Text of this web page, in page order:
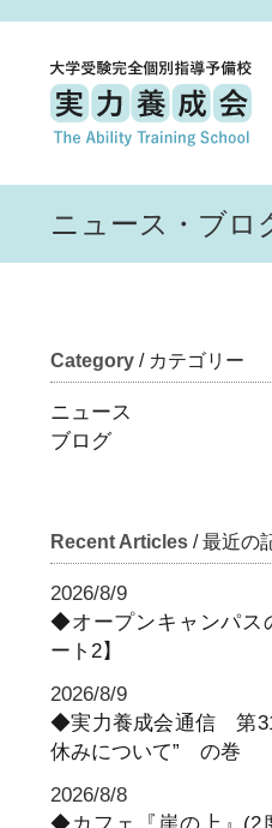
ニュース・ブロ
Category / カテゴリー
ニュース
ブログ
Recent Articles / 最近の
2026/8/9
◆オープンキャンパス
ート2】
2026/8/9
◆実力養成会通信 第
休みについて” の巻
2026/8/8